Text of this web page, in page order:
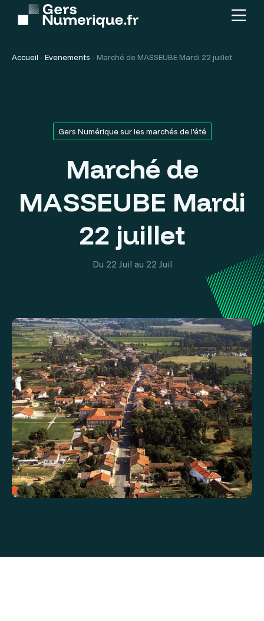
Contenu
principal
Menu
Accueil - Evenements - Marché de MASSEUBE Mardi 22 juillet
Gers Numérique sur les marchés de l'été
Marché de
MASSEUBE Mardi
22 juillet
Du 22 Juil au 22 Juil